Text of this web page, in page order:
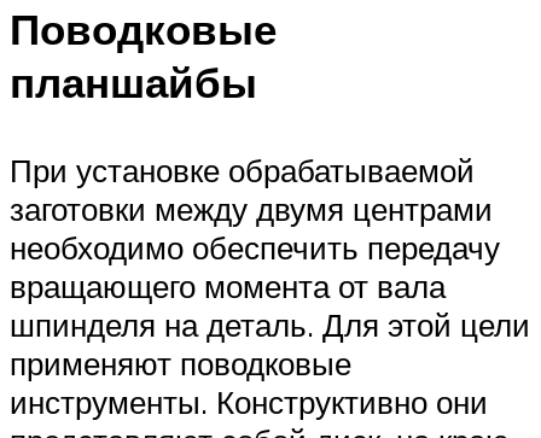
Поводковые
планшайбы
При установке обрабатываемой
заготовки между двумя центрами
необходимо обеспечить передачу
вращающего момента от вала
шпинделя на деталь. Для этой цели
применяют поводковые
инструменты. Конструктивно они